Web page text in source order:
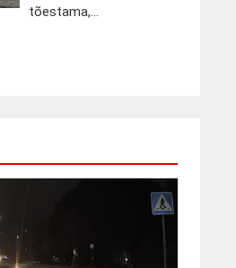
tõestama,...